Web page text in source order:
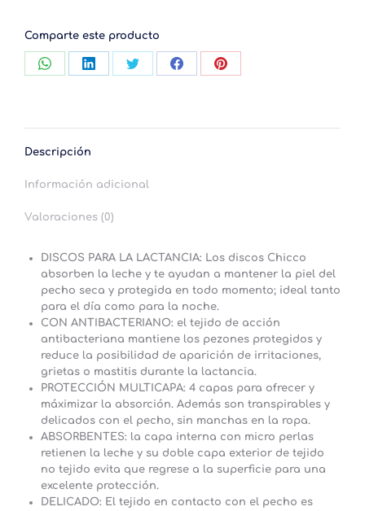
Comparte este producto
CompartirCompartirCompartirCompartirCompartir
Descripción
Información adicional
Valoraciones (0)
DISCOS PARA LA LACTANCIA: Los discos Chicco
absorben la leche y te ayudan a mantener la piel del
pecho seca y protegida en todo momento; ideal tanto
para el día como para la noche.
CON ANTIBACTERIANO: el tejido de acción
antibacteriana mantiene los pezones protegidos y
reduce la posibilidad de aparición de irritaciones,
grietas o mastitis durante la lactancia.
PROTECCIÓN MULTICAPA: 4 capas para ofrecer y
máximizar la absorción. Además son transpirables y
delicados con el pecho, sin manchas en la ropa.
ABSORBENTES: la capa interna con micro perlas
retienen la leche y su doble capa exterior de tejido
no tejido evita que regrese a la superficie para una
excelente protección.
DELICADO: El tejido en contacto con el pecho es